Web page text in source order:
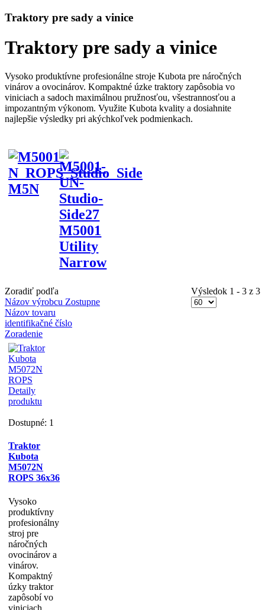
Traktory pre sady a vinice
Traktory pre sady a vinice
Vysoko produktívne profesionálne stroje Kubota pre náročných
vinárov a ovocinárov. Kompaktné úzke traktory zapôsobia vo
viniciach a sadoch maximálnou pružnosťou, všestrannosťou a
impozantným výkonom. Využite Kubota kvality a dosiahnite
najlepšie výsledky pri akýchkoľvek podmienkach.
M5N
M5001
Utility
Narrow
Zoradiť podľa
Názov výrobcu Zostupne
Názov tovaru
identifikačné číslo
Zoradenie
Výsledok 1 - 3 z 3
Detaily
produktu
Dostupné: 1
Traktor
Kubota
M5072N
ROPS 36x36
Vysoko
produktívny
profesionálny
stroj pre
náročných
ovocinárov a
vinárov.
Kompaktný
úzky traktor
zapôsobí vo
viniciach ...